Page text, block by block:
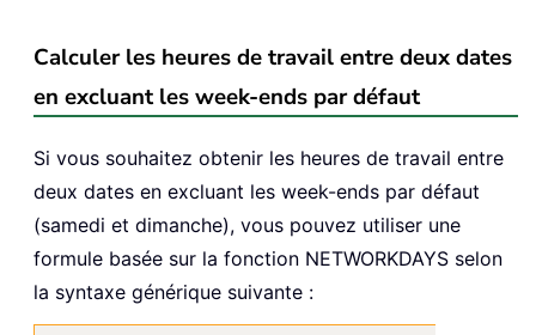
Calculer les heures de travail entre deux dates
en excluant les week-ends par défaut
Si vous souhaitez obtenir les heures de travail entre
deux dates en excluant les week-ends par défaut
(samedi et dimanche), vous pouvez utiliser une
formule basée sur la fonction NETWORKDAYS selon
la syntaxe générique suivante :